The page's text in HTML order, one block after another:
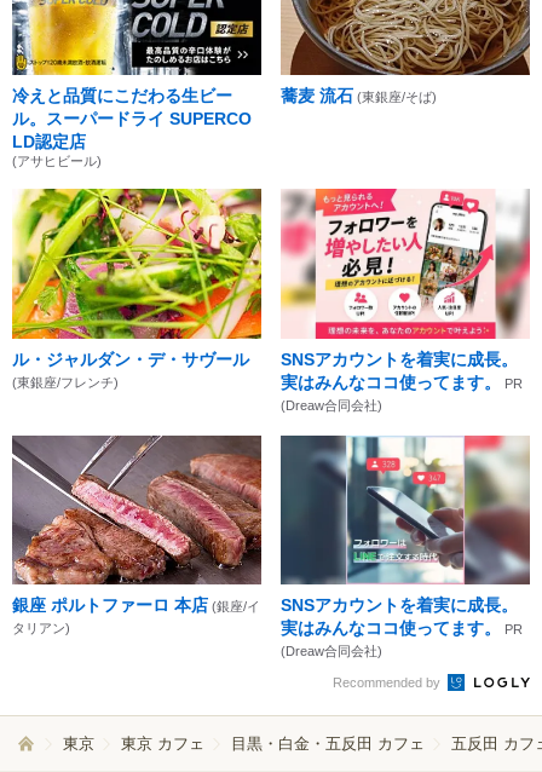
冷えと品質にこだわる生ビー
ル。スーパードライ SUPERCO
LD認定店
(アサヒビール)
蕎麦 流石 (東銀座/そば)
ル・ジャルダン・デ・サヴール
(東銀座/フレンチ)
SNSアカウントを着実に成長。
実はみんなココ使ってます。
PR
(Dreaw合同会社)
銀座 ポルトファーロ 本店 (銀座/イ
タリアン)
SNSアカウントを着実に成長。
実はみんなココ使ってます。
PR
(Dreaw合同会社)
Recommended by
東京 東京 カフェ 目黒・白金・五反田 カフェ 五反田 カフ